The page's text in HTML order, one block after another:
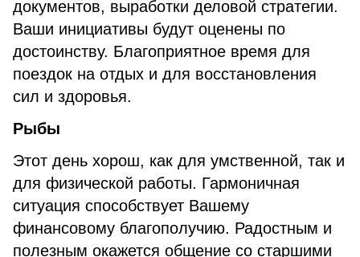
документов, выработки деловой стратегии.
Ваши инициативы будут оценены по
достоинству. Благоприятное время для
поездок на отдых и для восстановления
сил и здоровья.
Рыбы
Этот день хорош, как для умственной, так и
для физической работы. Гармоничная
ситуация способствует Вашему
финансовому благополучию. Радостным и
полезным окажется общение со старшими